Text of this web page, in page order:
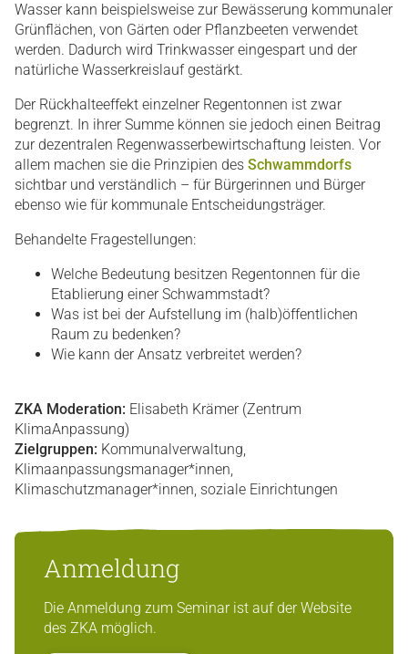
Wasser kann beispielsweise zur Bewässerung kommunaler
Grünflächen, von Gärten oder Pflanzbeeten verwendet
werden. Dadurch wird Trinkwasser eingespart und der
natürliche Wasserkreislauf gestärkt.
Der Rückhalteeffekt einzelner Regentonnen ist zwar
begrenzt. In ihrer Summe können sie jedoch einen Beitrag
zur dezentralen Regenwasserbewirtschaftung leisten. Vor
allem machen sie die Prinzipien des Schwammdorfs
sichtbar und verständlich – für Bürgerinnen und Bürger
ebenso wie für kommunale Entscheidungsträger.
Behandelte Fragestellungen:
Welche Bedeutung besitzen Regentonnen für die
Etablierung einer Schwammstadt?
Was ist bei der Aufstellung im (halb)öffentlichen
Raum zu bedenken?
Wie kann der Ansatz verbreitet werden?
ZKA Moderation: Elisabeth Krämer (Zentrum
KlimaAnpassung)
Zielgruppen: Kommunalverwaltung,
Klimaanpassungsmanager*innen,
Klimaschutzmanager*innen, soziale Einrichtungen
Anmeldung
Die Anmeldung zum Seminar ist auf der Website
des ZKA möglich.